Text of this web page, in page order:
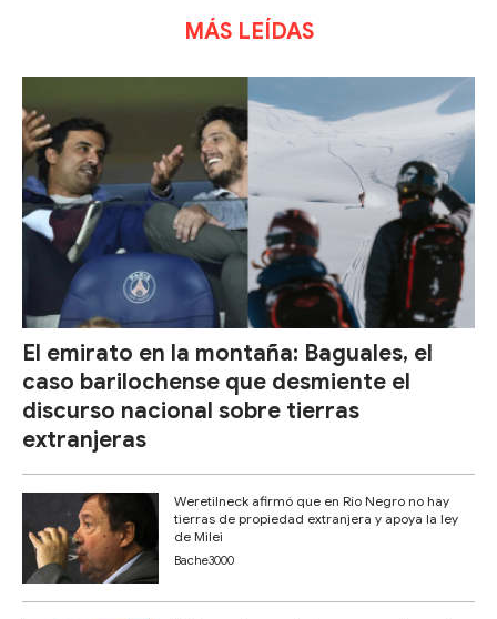
MÁS LEÍDAS
El emirato en la montaña: Baguales, el
caso barilochense que desmiente el
discurso nacional sobre tierras
extranjeras
Weretilneck afirmó que en Río Negro no hay
tierras de propiedad extranjera y apoya la ley
de Milei
Bache3000